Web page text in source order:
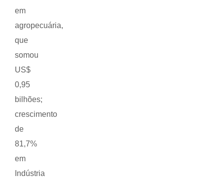
em
agropecuária,
que
somou
US$
0,95
bilhões;
crescimento
de
81,7%
em
Indústria